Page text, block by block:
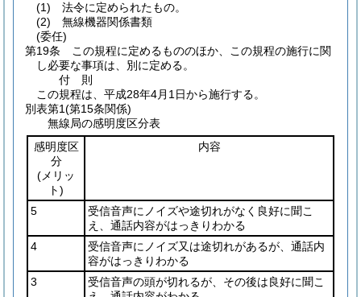
(1)
法令に定められたもの。
(2)
無線機器関係書類
(委任)
第19条
この規程に定めるもののほか、この規程の施行に関
し必要な事項は、別に定める。
付 則
この規程は、平成28年4月1日から施行する。
別表第1(第15条関係)
無線局の感明度区分表
感明度区
分
(メリッ
ト)
内容
5
受信音声にノイズや途切れがなく良好に聞こ
え、通話内容がはっきりわかる
4
受信音声にノイズ又は途切れがあるが、通話内
容がはっきりわかる
3
受信音声の頭が切れるが、その後は良好に聞こ